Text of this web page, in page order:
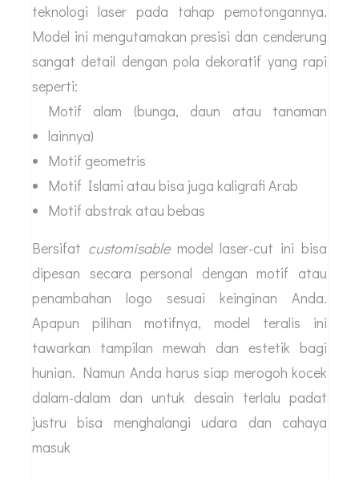
teknologi laser pada tahap pemotongannya.
Model ini mengutamakan presisi dan cenderung
sangat detail dengan pola dekoratif yang rapi
seperti:
Motif alam (bunga, daun atau tanaman
lainnya)
Motif geometris
Motif Islami atau bisa juga kaligrafi Arab
Motif abstrak atau bebas
Bersifat customisable model laser-cut ini bisa
dipesan secara personal dengan motif atau
penambahan logo sesuai keinginan Anda.
Apapun pilihan motifnya, model teralis ini
tawarkan tampilan mewah dan estetik bagi
hunian. Namun Anda harus siap merogoh kocek
dalam-dalam dan untuk desain terlalu padat
justru bisa menghalangi udara dan cahaya
masuk